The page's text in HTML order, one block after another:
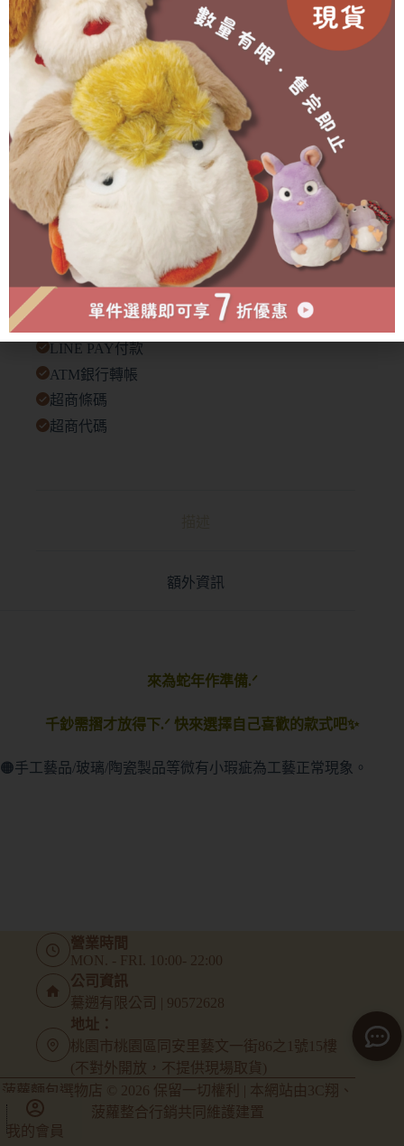
有需要協助的地方歡迎私訊官方賴詢問🫶🏻
成為會員即可享有折扣！
物流方式
付款方式
超商取貨付款
LINE PAY付款
ATM銀行轉帳
超商條碼
超商代碼
額外資訊
來為蛇年作準備.ᐟ
千鈔需摺才放得下.ᐟ 快來選擇自己喜歡的款式吧✨
🟠手工藝品/玻璃/陶瓷製品等微有小瑕疵為工藝正常現象。
營業時間
MON. - FRI. 10:00- 22:00
公司資訊
驀遡有限公司 | 90572628
地址：
桃園市桃園區同安里藝文一街86之1號15樓
(不對外開放，不提供現場取貨)
菠蘿麵包選物店 © 2026 保留一切權利 | 本網站由 3C翔
、
菠蘿整合行銷 共同維護建置
我的會員